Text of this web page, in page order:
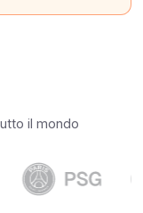
il mondo